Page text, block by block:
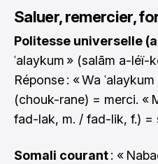
Saluer, remercier,
Politesse universelle
ʿalaykum » (salām a-léï-
Réponse : « Wa
(chouk-rane) = merci. «
fad-lak, m. / fad-lik, f.) =
Somali courant: «